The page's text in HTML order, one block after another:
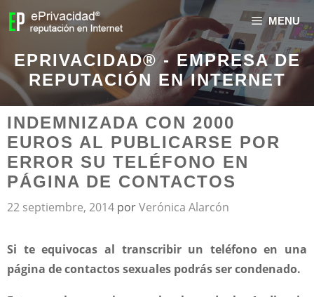
MENU
EPRIVACIDAD® - EMPRESA DE
REPUTACIÓN EN INTERNET
INDEMNIZADA CON 2000
EUROS AL PUBLICARSE POR
ERROR SU TELÉFONO EN
PÁGINA DE CONTACTOS
22 septiembre, 2014 porVerónica Alarcón
Si te equivocas al transcribir un teléfono en una
página de contactos sexuales podrás ser condenado.